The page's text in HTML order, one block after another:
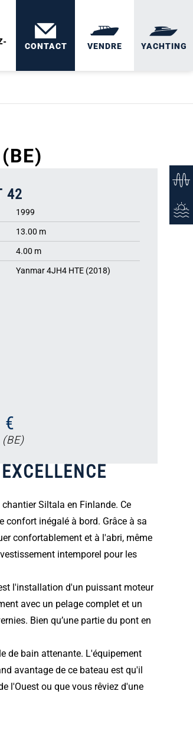
CONTACT VENDRE YACHTING
42
1999
13.00 m
4.00 m
Yanmar 4JH4 HTE (2018)
€
Siltala en Finlande. Ce
inégalé à bord. Grâce à sa
confortablement et à l'abri, même
intemporel pour les
l'installation d'un puissant moteur
avec un pelage complet et un
Bien qu’une partie du pont en
de bain attenante. L'équipement
avantage de ce bateau est qu'il
l'Ouest ou que vous rêviez d'une